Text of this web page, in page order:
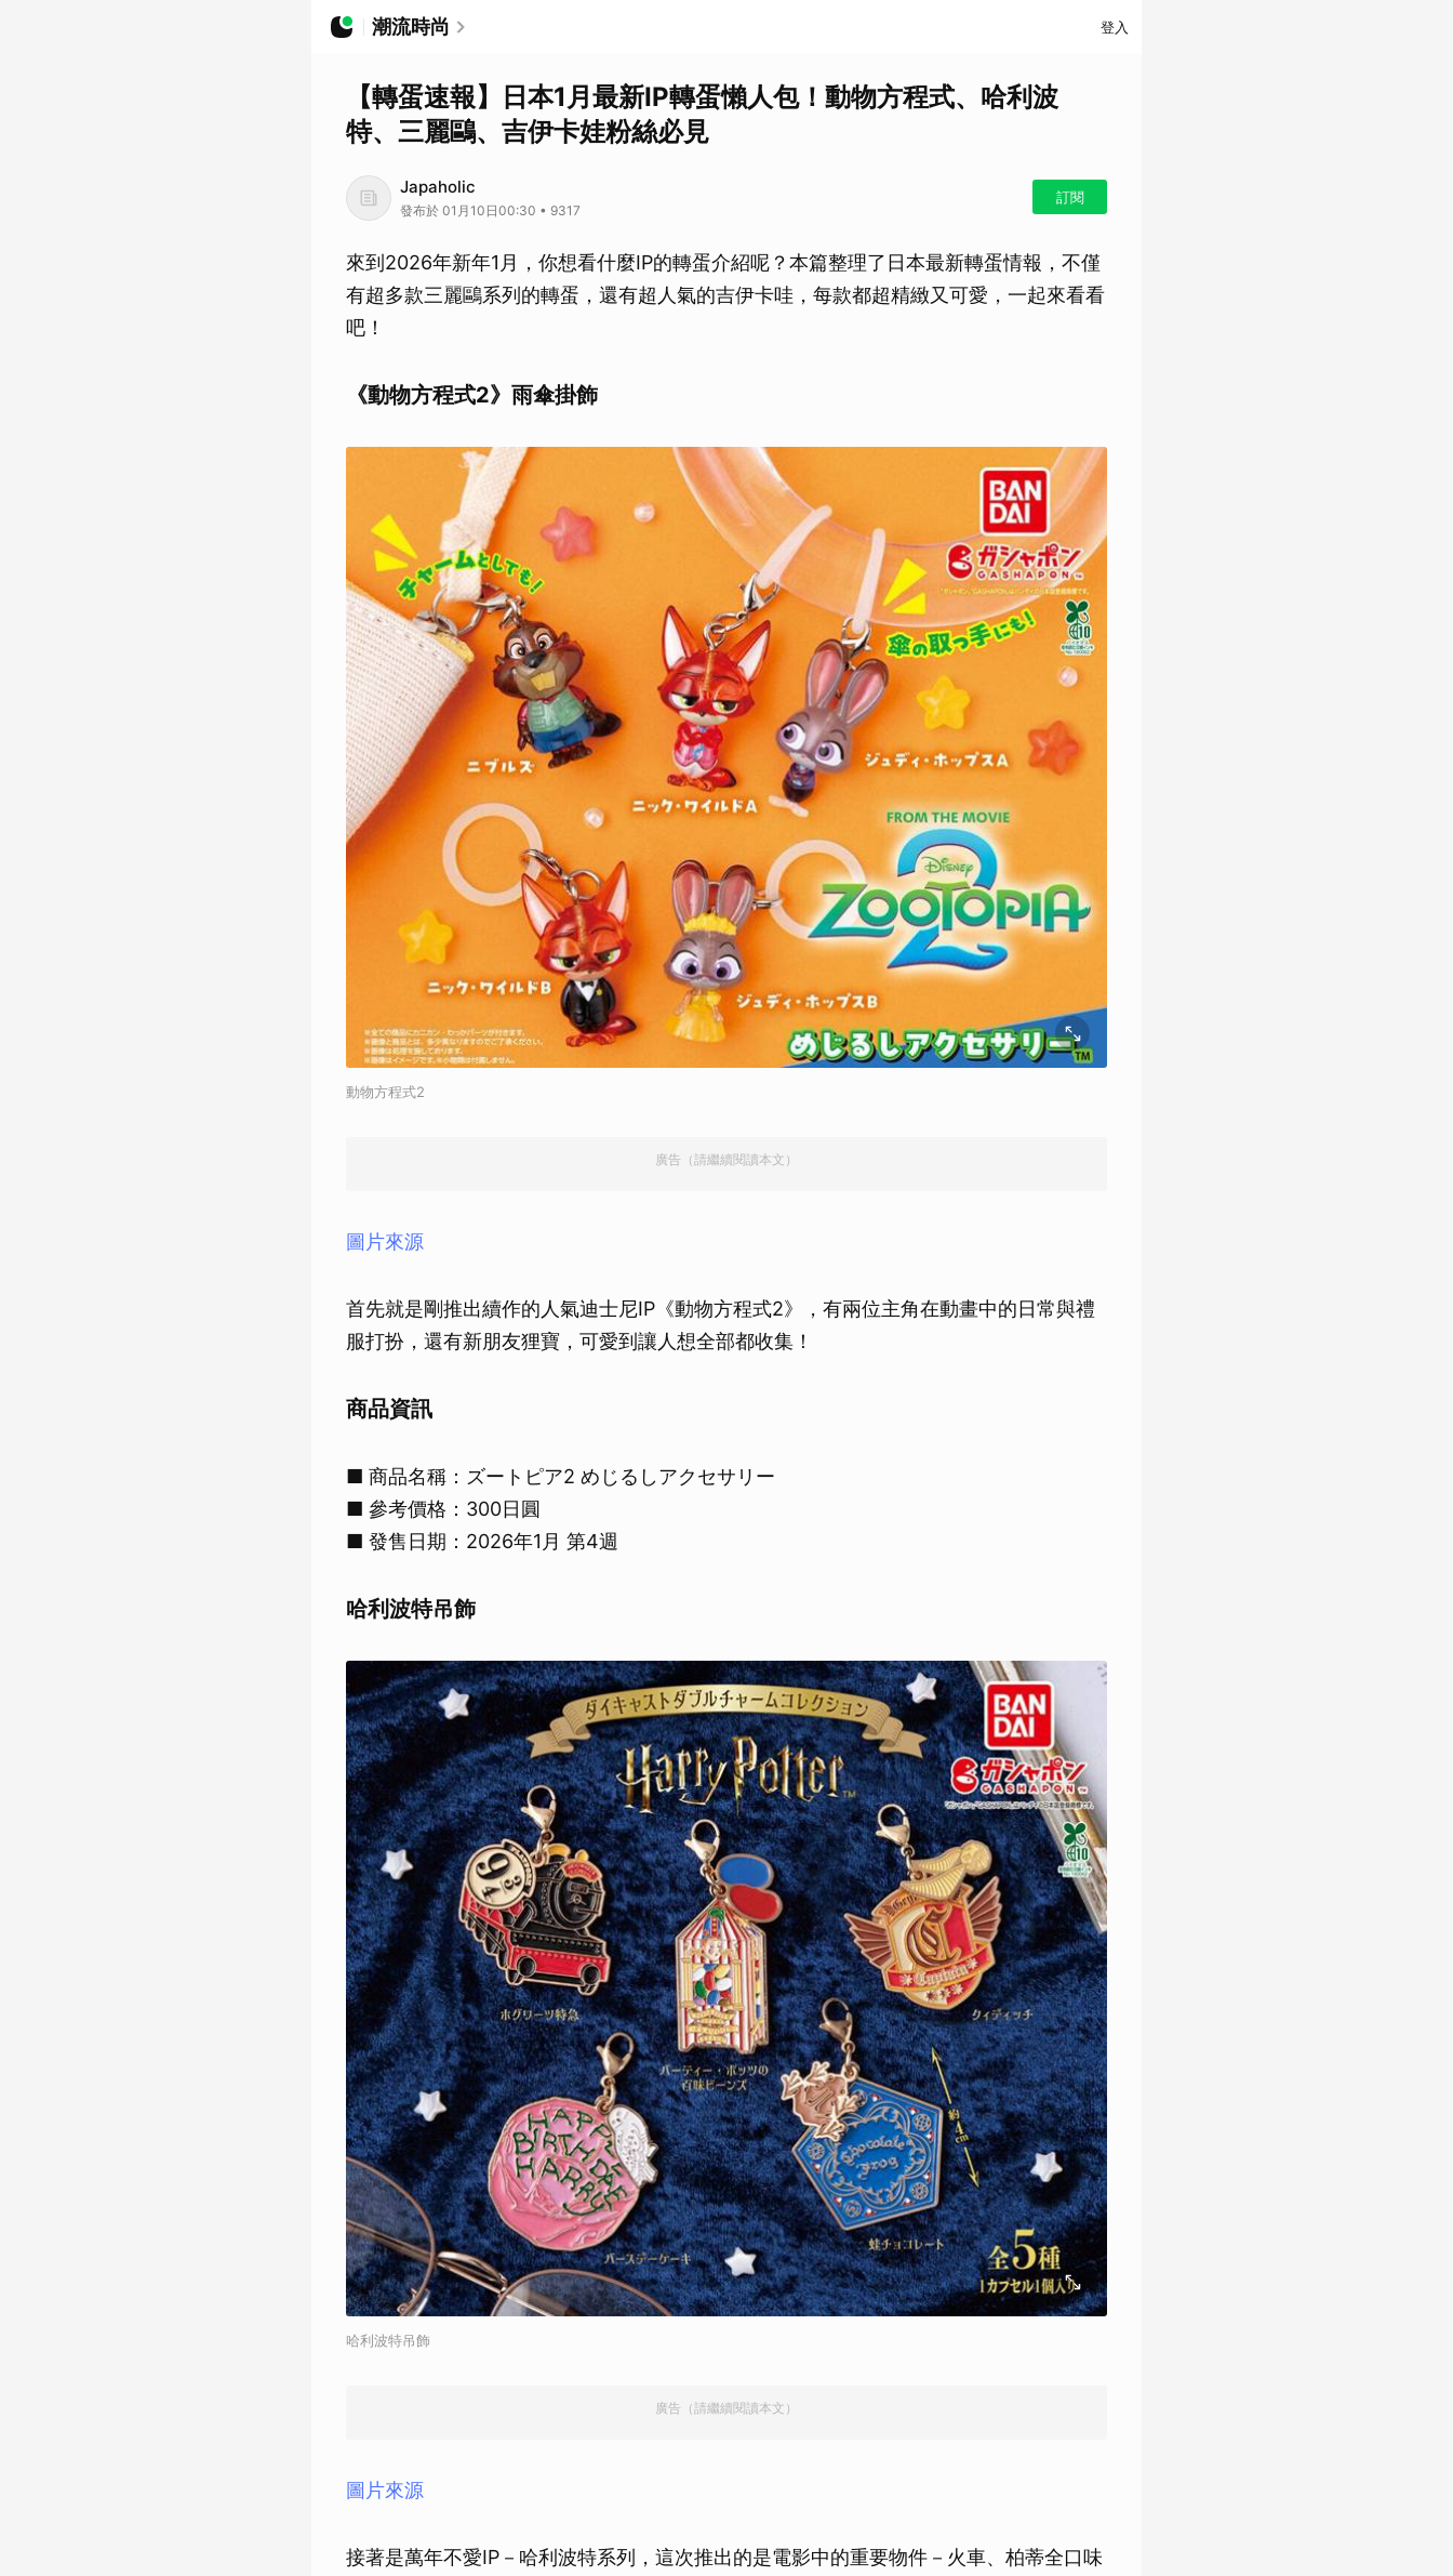
潮流時尚 登入
【轉蛋速報】日本1月最新IP轉蛋懶人包！動物方程式、哈利波
特、三麗鷗、吉伊卡娃粉絲必見
Japaholic
發布於 01月10日00:30 • 9317
訂閱
來到2026年新年1月，你想看什麼IP的轉蛋介紹呢？本篇整理了日本最新轉蛋情報，不僅
有超多款三麗鷗系列的轉蛋，還有超人氣的吉伊卡哇，每款都超精緻又可愛，一起來看看
吧！
《動物方程式2》雨傘掛飾
動物方程式2
廣告（請繼續閱讀本文）
圖片來源
首先就是剛推出續作的人氣迪士尼IP《動物方程式2》，有兩位主角在動畫中的日常與禮
服打扮，還有新朋友狸寶，可愛到讓人想全部都收集！
商品資訊
■ 商品名稱：ズートピア2 めじるしアクセサリー
■ 參考價格：300日圓
■ 發售日期：2026年1月 第4週
哈利波特吊飾
哈利波特吊飾
廣告（請繼續閱讀本文）
圖片來源
接著是萬年不愛IP－哈利波特系列，這次推出的是電影中的重要物件－火車、柏蒂全口味